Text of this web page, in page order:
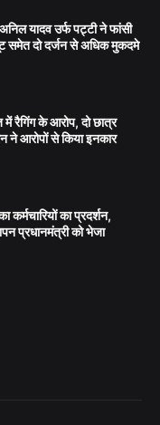
यादव उर्फ पट्टी ने फांसी
समेत दो दर्जन से अधिक मुकदमे
रैगिंग के आरोप, दो छात्र
ने आरोपों से किया इनकार
कर्मचारियों का प्रदर्शन,
प्रधानमंत्री को भेजा